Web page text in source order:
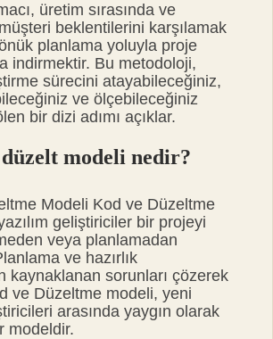
üretim sırasında ve
beklentilerini karşılamak
planlama yoluyla proje
indirmektir. Bu metodoloji,
sürecini atayabileceğiniz,
ve ölçebileceğiniz
bir dizi adımı açıklar.
modeli nedir?
Modeli Kod ve Düzeltme
geliştiriciler bir projeyi
veya planlamadan
ve hazırlık
kaynaklanan sorunları çözerek
ve Düzeltme modeli, yeni
arasında yaygın olarak
modeldir.